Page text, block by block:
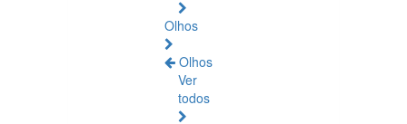
Olhos
Olhos
Ver
todos